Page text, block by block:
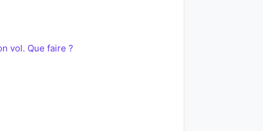
vol. Que faire ?